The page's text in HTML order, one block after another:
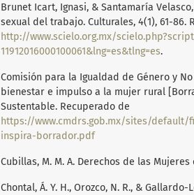
Brunet Icart, Ignasi, & Santamaría
sexual del trabajo. Culturales, 4(1), 61-86.
http://www.scielo.org.mx/
11912016000100061&lng=es&tlng=es.
Comisión para la Igualdad de Género y
bienestar e impulso a la mujer rural
Sustentable. Recuperado de
https://www.cmdrs.gob.mx/sites/default/
inspira-borrador.pdf
Cubillas, M. M. A. Derechos de las
Chontal, Á. Y. H., Orozco, N. R., &